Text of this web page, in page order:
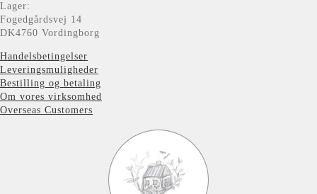
Lager:
Fogedgårdsvej 14
DK4760 Vordingborg
Handelsbetingelser
Leveringsmuligheder
Bestilling og betaling
Om vores virksomhed
Overseas Customers